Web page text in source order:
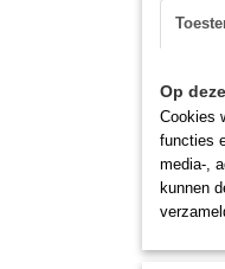
Op
Cookies
functies
media-,
kunnen